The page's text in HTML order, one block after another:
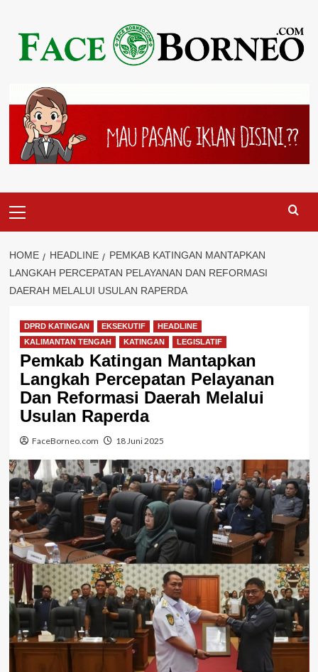
content
Menu
HOME HEADLINE
PEMKAB KATINGAN MANTAPKAN
LANGKAH PERCEPATAN PELAYANAN DAN REFORMASI
DAERAH MELALUI USULAN RAPERDA
DPRD KATINGAN EKSEKUTIF
HEADLINE
KALIMANTAN TENGAH
KATINGAN LEGISLATIF
Pemkab Katingan Mantapkan
Langkah Percepatan Pelayanan
Dan Reformasi Daerah Melalui
Usulan Raperda
FaceBorneo.com 18 Juni 2025